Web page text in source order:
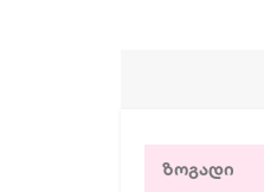
ზოგადი